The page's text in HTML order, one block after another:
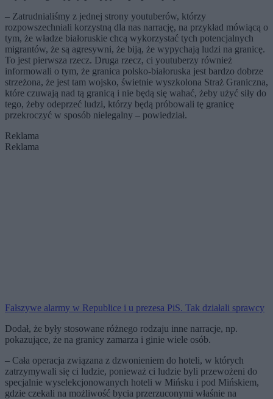
– Zatrudnialiśmy z jednej strony youtuberów, którzy
rozpowszechniali korzystną dla nas narrację, na przykład mówiącą o
tym, że władze białoruskie chcą wykorzystać tych potencjalnych
migrantów, że są agresywni, że biją, że wypychają ludzi na granicę.
To jest pierwsza rzecz. Druga rzecz, ci youtuberzy również
informowali o tym, że granica polsko-białoruska jest bardzo dobrze
strzeżona, że jest tam wojsko, świetnie wyszkolona Straż Graniczna,
które czuwają nad tą granicą i nie będą się wahać, żeby użyć siły do
tego, żeby odeprzeć ludzi, którzy będą próbowali tę granicę
przekroczyć w sposób nielegalny – powiedział.
Reklama
Reklama
Fałszywe alarmy w Republice i u prezesa PiS. Tak działali sprawcy
Dodał, że były stosowane różnego rodzaju inne narracje, np.
pokazujące, że na granicy zamarza i ginie wiele osób.
– Cała operacja związana z dzwonieniem do hoteli, w których
zatrzymywali się ci ludzie, ponieważ ci ludzie byli przewożeni do
specjalnie wyselekcjonowanych hoteli w Mińsku i pod Mińskiem,
gdzie czekali na możliwość bycia przerzuconymi właśnie na